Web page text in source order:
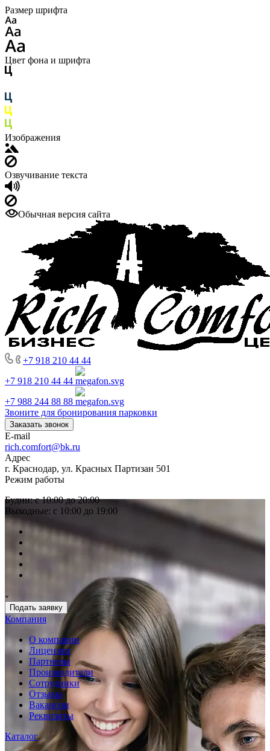
Размер шрифта
Цвет фона и шрифта
Изображения
Озвучивание текста
Обычная версия сайта
+7 918 210 44 44
+7 918 210 44 44
+7 988 244 88 88
Звоните для бронирования парковки
Заказать звонок
E-mail
rich.comfort@bk.ru
Адрес
г. Краснодар, ул. Красных Партизан 501
Режим работы
Будни: с 10:00 до 20:00
Выходные: с 10:00 до 19:00
Подать заявку
Компания
О компании
Лицензии
Партнеры
Производители
Сотрудники
Отзывы
Вакансии
Реквизиты
Каталог